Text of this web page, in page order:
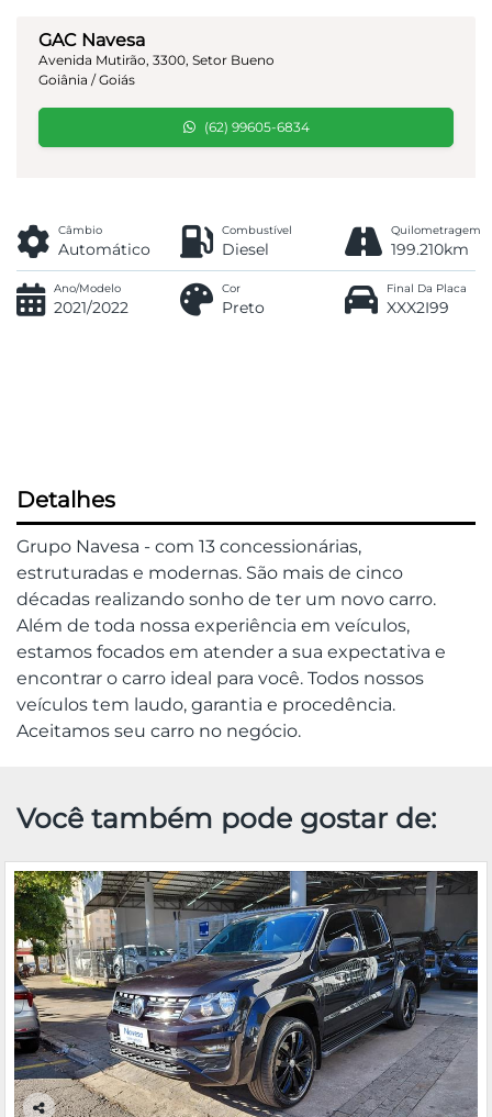
GAC Navesa
Avenida Mutirão, 3300, Setor Bueno
Goiânia / Goiás
(62) 99605-6834
Câmbio
Automático
Combustível
Diesel
Quilometragem
199.210km
Ano/Modelo
2021/2022
Cor
Preto
Final Da Placa
XXX2I99
Detalhes
Grupo Navesa - com 13 concessionárias,
estruturadas e modernas. São mais de cinco
décadas realizando sonho de ter um novo carro.
Além de toda nossa experiência em veículos,
estamos focados em atender a sua expectativa e
encontrar o carro ideal para você. Todos nossos
veículos tem laudo, garantia e procedência.
Aceitamos seu carro no negócio.
Você também pode gostar de: